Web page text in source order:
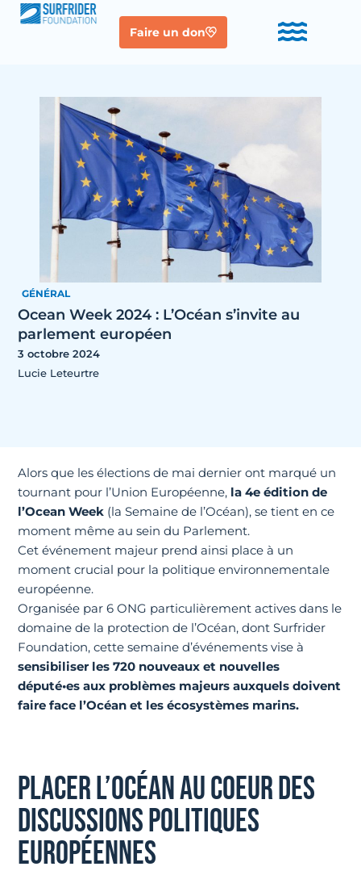
Faire un don
GÉNÉRAL
Ocean Week 2024 : L’Océan s’invite au
parlement européen
3 octobre 2024
Lucie Leteurtre
Alors que les élections de mai dernier ont marqué un
tournant pour l’Union Européenne, la 4e édition de
l’Ocean Week (la Semaine de l’Océan), se tient en ce
moment même au sein du Parlement.
Cet événement majeur prend ainsi place à un
moment crucial pour la politique environnementale
européenne.
Organisée par 6 ONG particulièrement actives dans le
domaine de la protection de l’Océan, dont Surfrider
Foundation, cette semaine d’événements vise à
sensibiliser les 720 nouveaux et nouvelles
député•es aux problèmes majeurs auxquels doivent
faire face l’Océan et les écosystèmes marins.
PLACER L’OCÉAN AU COEUR DES
DISCUSSIONS POLITIQUES
EUROPÉENNES